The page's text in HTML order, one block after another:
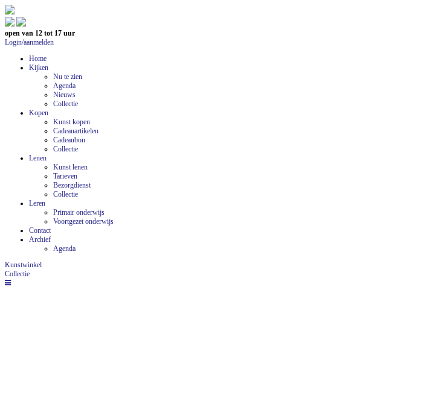
open van 12 tot 17 uur
Login/aanmelden
Home
Kijken
Nu te zien
Agenda
Nieuws
Collectie
Kopen
Kunst kopen
Cadeauartikelen
Cadeaubon
Collectie
Lenen
Kunst lenen
Tarieven
Bezorgdienst
Collectie
Leren
Primair onderwijs
Voortgezet onderwijs
Contact
Archief
Agenda
Kunstwinkel
Collectie